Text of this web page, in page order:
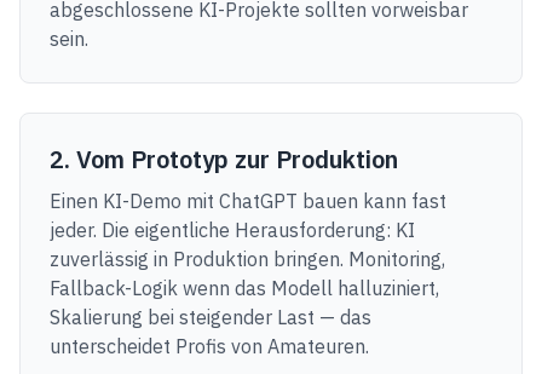
abgeschlossene KI-Projekte sollten vorweisbar
sein.
2. Vom Prototyp zur Produktion
Einen KI-Demo mit ChatGPT bauen kann fast
jeder. Die eigentliche Herausforderung: KI
zuverlässig in Produktion bringen. Monitoring,
Fallback-Logik wenn das Modell halluziniert,
Skalierung bei steigender Last — das
unterscheidet Profis von Amateuren.